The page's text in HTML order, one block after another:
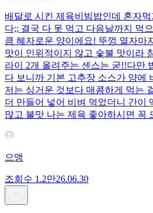
배달로 시킨 제육비빔밥인데 혼자
다;; 결국 다 못 먹고 다음날까지 먹
큼 혜자로운 양이에요! 뚜껑 열자마
맛이 인위적이지 않고 숯불 맛이라
라이 2개 올려주는 센스는 굳!! ​다만
다 보니까 기본 고추장 소스가 양에
저는 싱거운 것보다 매콤하게 먹는
더 만들어 넣어 비벼 먹었더니 간이
많고 불맛 나는 제육 좋아하시면 꼭
으앵
조회수 1.2만26.06.30